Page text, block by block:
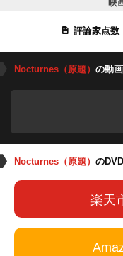
映
評論家点数
Nocturnes（原題） の動
Nocturnes（原題） の
楽天